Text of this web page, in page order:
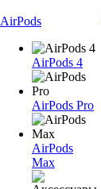
AirPods
AirPods 4
AirPods Pro
AirPods
Max